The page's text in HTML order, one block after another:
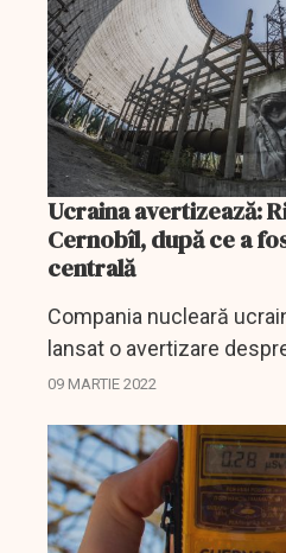
Ucraina avertizează:
Cernobîl, după ce a
centrală
Compania nucleară
lansat o avertizare
Cernobîl.
09 MARTIE 2022